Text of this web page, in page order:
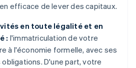
efficace de lever des capitaux.
en toute légalité et en
: l'immatriculation de votre
à l'économie formelle, avec ses
D'une part, votre